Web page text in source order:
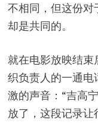
不相同，但这份对
却是共同的。
就在电影放映结束
织负责人的一通
激的声音：“吉高
放了，这段记录